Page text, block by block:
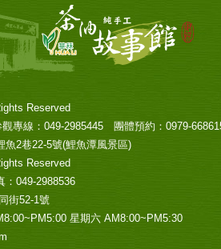
Reserved
專線：049-2985445 團體預約：0979-
魚2巷22-5號(鯉魚潭風景區)
Reserved
：049-2988536
街52-1號
星期六 AM8:00~PM5:30